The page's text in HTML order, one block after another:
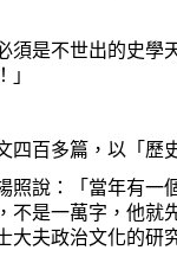
須是不世出的史
」
四百多篇，以「
照說：「 當年有一
不是一萬字，他
夫政治文化的研